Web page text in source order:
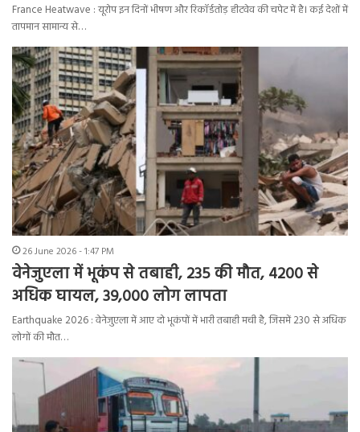
France Heatwave : यूरोप इन दिनों भीषण और रिकॉर्डतोड़ हीटवेव की चपेट में है। कई देशों में
तापमान सामान्य से…
26 June 2026 - 1:47 PM
वेनेजुएला में भूकंप से तबाही, 235 की मौत, 4200 से
अधिक घायल, 39,000 लोग लापता
Earthquake 2026 : वेनेजुएला में आए दो भूकंपों में भारी तबाही मची है, जिसमें 230 से अधिक
लोगों की मौत…